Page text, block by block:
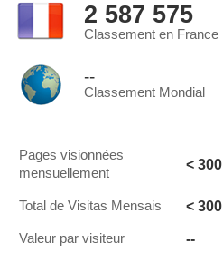
2 587 575
Classement en France
--
Classement Mondial
Pages visionnées
mensuellement
< 300
Total de Visitas Mensais < 300
Valeur par visiteur --